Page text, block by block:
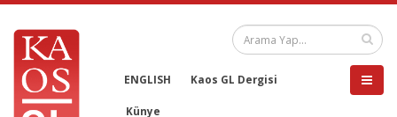
ENGLISH Kaos GL Dergisi
Künye